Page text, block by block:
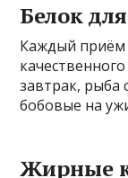
Белок
Каждый приём
завтрак, рыба
бобовые на
Жирные